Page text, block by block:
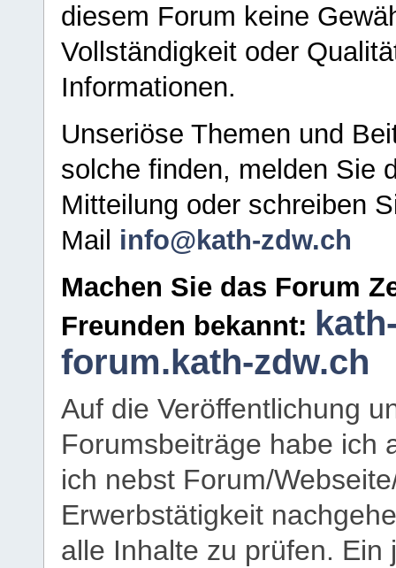
diesem Forum keine
Vollständigkeit oder
Informationen.
Unseriöse Themen und
solche finden, melden Sie
Mitteilung oder schreiben
Mail info@kath-zdw.ch
Machen Sie das Forum
Freunden bekannt:
forum.kath-zdw.ch
Auf die Veröffentlichung
Forumsbeiträge habe ich
ich nebst Forum/
Erwerbstätigkeit
alle Inhalte zu prüfen.